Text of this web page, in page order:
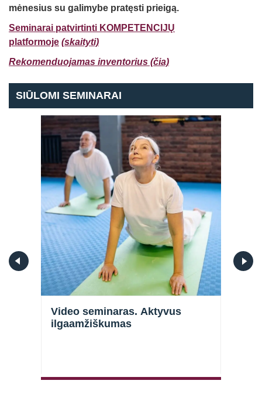
mėnesius su galimybe pratęsti prieigą.
Seminarai patvirtinti KOMPETENCIJŲ
platformoje (skaityti)
Rekomenduojamas inventorius (čia)
SIŪLOMI SEMINARAI
Video seminaras. Aktyvus
ilgaamžiškumas